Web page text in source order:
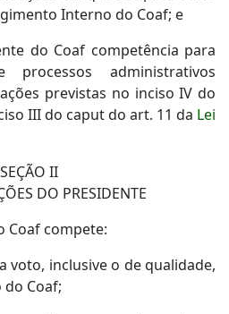
Interno do Coaf; e
do Coaf competência para
administrativos
previstas no inciso IV do
III do caput do art. 11 da Lei
SEÇÃO II
DO PRESIDENTE
Coaf compete:
voto, inclusive o de qualidade,
Coaf;